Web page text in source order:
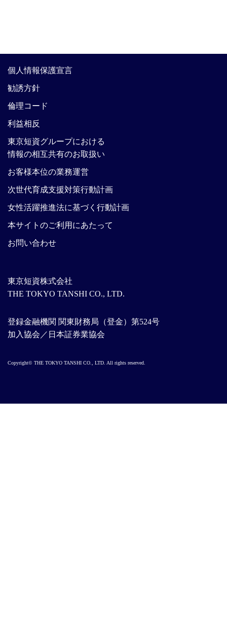
東京短資株式会社
THE TOKYO TANSHI CO., LTD.
登録金融機関 関東財務局（登金）第524号
加入協会／日本証券業協会
個人情報保護宣言
勧誘方針
倫理コード
利益相反
東京短資グループにおける
情報の相互共有のお取扱い
お客様本位の業務運営
次世代育成支援対策行動計画
女性活躍推進法に基づく行動計画
本サイトのご利用にあたって
お問い合わせ
Copyright© THE TOKYO TANSHI CO., LTD. All rights reserved.